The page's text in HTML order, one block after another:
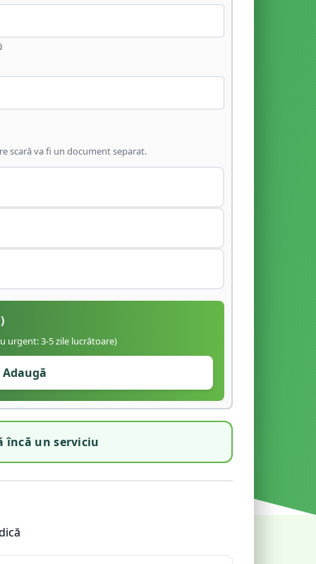
scară va fi un document separat.
urgent: 3-5 zile lucrătoare)
Adaugă
încă un serviciu